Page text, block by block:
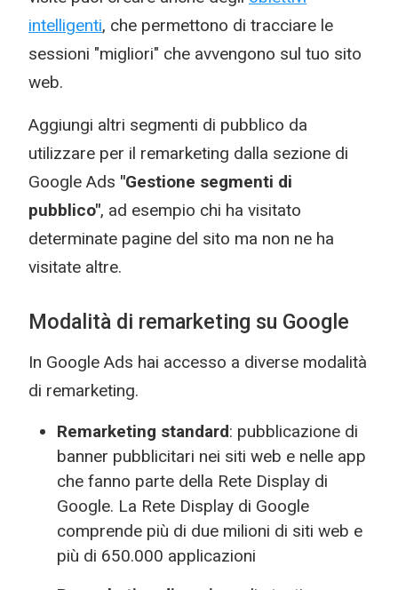
intelligenti, che permettono di tracciare le
sessioni "migliori" che avvengono sul tuo sito
web.
Aggiungi altri segmenti di pubblico da
utilizzare per il remarketing dalla sezione di
Google Ads "Gestione segmenti di
pubblico", ad esempio chi ha visitato
determinate pagine del sito ma non ne ha
visitate altre.
Modalità di remarketing su Google
In Google Ads hai accesso a diverse modalità
di remarketing.
Remarketing standard: pubblicazione di
banner pubblicitari nei siti web e nelle app
che fanno parte della Rete Display di
Google. La Rete Display di Google
comprende più di due milioni di siti web e
più di 650.000 applicazioni